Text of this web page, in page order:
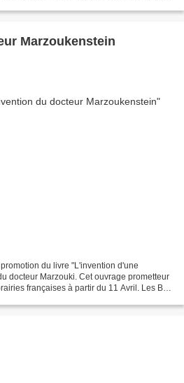
Marzoukenstein
du livre "L'invention d'une
docteur Marzouki. Cet ouvrage prometteur
françaises à partir du 11 Avril. Les Ben